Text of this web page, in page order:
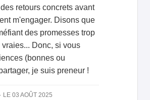
retours concrets avant
m'engager. Disons que
des promesses trop
Donc, si vous
(bonnes ou
je suis preneur !
LE 03 AOÛT 2025